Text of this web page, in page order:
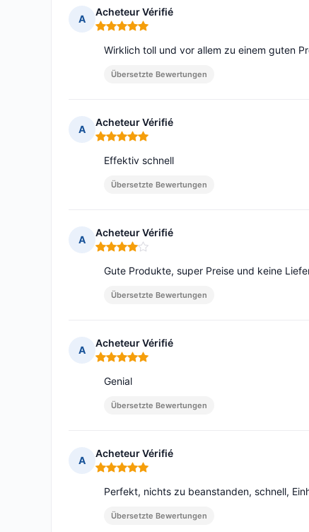
A
Acheteur Vérifié
Hinweis: 5 von 5
Wirklich toll und vor allem zu einem guten
Übersetzte Bewertungen
A
Acheteur Vérifié
Hinweis: 5 von 5
Effektiv schnell
Übersetzte Bewertungen
A
Acheteur Vérifié
Hinweis: 4 von 5
Gute Produkte, super Preise und keine
Übersetzte Bewertungen
A
Acheteur Vérifié
Hinweis: 5 von 5
Genial
Übersetzte Bewertungen
A
Acheteur Vérifié
Hinweis: 5 von 5
Perfekt, nichts zu beanstanden, schnell,
Übersetzte Bewertungen